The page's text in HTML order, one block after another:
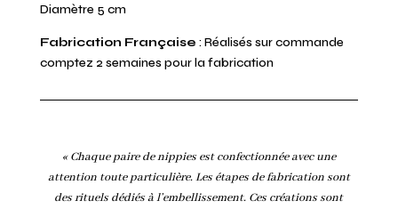
Diamètre 5 cm
Fabrication Française : Réalisés sur commande
comptez 2 semaines pour la fabrication
« Chaque paire de nippies est confectionnée avec une
attention toute particulière. Les étapes de fabrication sont
des rituels dédiés à l’embellissement. Ces créations sont